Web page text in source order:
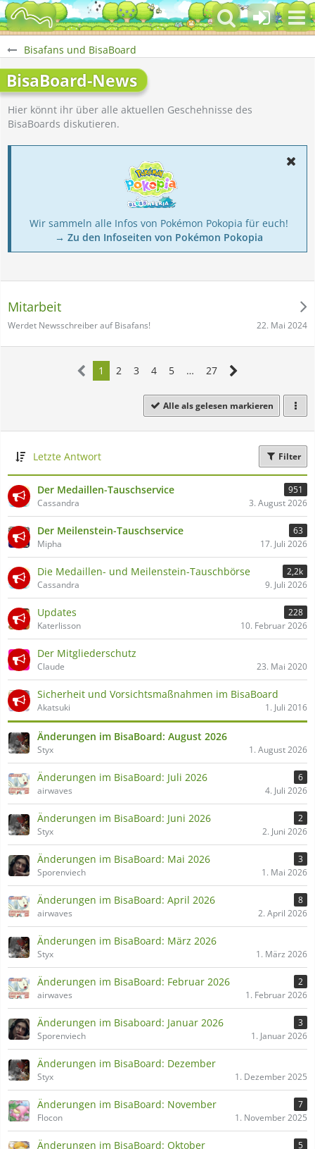
Bisafans und BisaBoard
BisaBoard-News
Hier könnt ihr über alle aktuellen Geschehnisse des
BisaBoards diskutieren.
Wir sammeln alle Infos von Pokémon Pokopia für euch!
→ Zu den Infoseiten von Pokémon Pokopia
Mitarbeit
Werdet Newsschreiber auf Bisafans! 22. Mai 2024
1 2 3 4 5 … 27
Alle als gelesen markieren
Letzte Antwort Filter
Der Medaillen-Tauschservice
951
Cassandra
3. August 2026
Der Meilenstein-Tauschservice
63
Mipha
17. Juli 2026
Die Medaillen- und Meilenstein-Tauschbörse
2,2k
Cassandra
9. Juli 2026
Updates
228
Katerlisson
10. Februar 2026
Der Mitgliederschutz
Claude 23. Mai 2020
Sicherheit und Vorsichtsmaßnahmen im BisaBoard
Akatsuki 1. Juli 2016
Änderungen im BisaBoard: August 2026
Styx 1. August 2026
Änderungen im BisaBoard: Juli 2026
6
airwaves
4. Juli 2026
Änderungen im BisaBoard: Juni 2026
2
Styx
2. Juni 2026
Änderungen im BisaBoard: Mai 2026
3
Sporenviech
1. Mai 2026
Änderungen im BisaBoard: April 2026
8
airwaves
2. April 2026
Änderungen im BisaBoard: März 2026
Styx 1. März 2026
Änderungen im BisaBoard: Februar 2026
2
airwaves
1. Februar 2026
Änderungen im Bisaboard: Januar 2026
3
Sporenviech
1. Januar 2026
Änderungen im BisaBoard: Dezember
Styx 1. Dezember 2025
Änderungen im BisaBoard: November
7
Flocon
1. November 2025
Änderungen im BisaBoard: Oktober
5